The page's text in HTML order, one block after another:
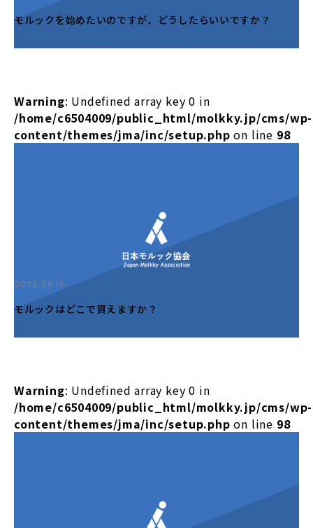
モルックを始めたいのですが、どうしたらいいですか？
Warning: Undefined array key 0 in
/home/c6504009/public_html/molkky.jp/cms/wp-
content/themes/jma/inc/setup.php on line 98
2022.06.16
モルックはどこで買えますか？
Warning: Undefined array key 0 in
/home/c6504009/public_html/molkky.jp/cms/wp-
content/themes/jma/inc/setup.php on line 98